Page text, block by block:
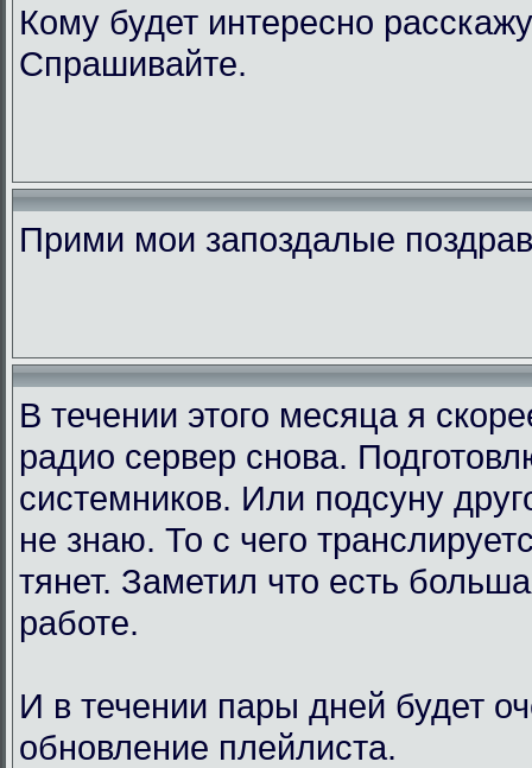
Кому будет интересно
Спрашивайте.
Прими мои запоздалые
В течении этого месяца я
радио сервер снова.
системников. Или подсуну
не знаю. То с чего
тянет. Заметил что есть
работе.
И в течении пары дней будет
обновление плейлиста.